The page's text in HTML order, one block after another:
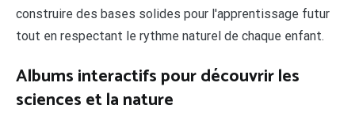
construire des bases solides pour l'apprentissage futur
tout en respectant le rythme naturel de chaque enfant.
Albums interactifs pour découvrir les
sciences et la nature